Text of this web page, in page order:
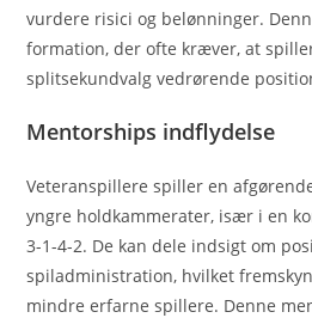
vurdere risici og belønninger.
formation, der ofte kræver, at
splitsekundvalg vedrørende
Mentorships indflydelse
Veteranspillere spiller en
yngre holdkammerater, især i en
3-1-4-2. De kan dele indsigt om
spiladministration, hvilket
mindre erfarne spillere. Denne